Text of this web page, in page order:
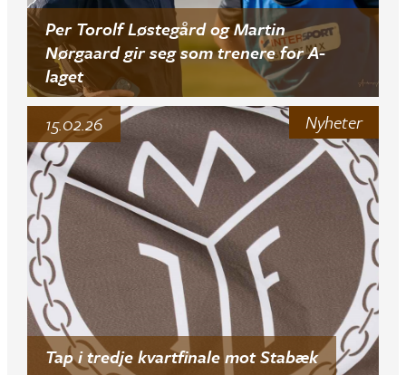
Per Torolf Løstegård og Martin
Nørgaard gir seg som trenere for A-
laget
Nyheter
Tap i tredje kvartfinale mot Stabæk
15.02.26